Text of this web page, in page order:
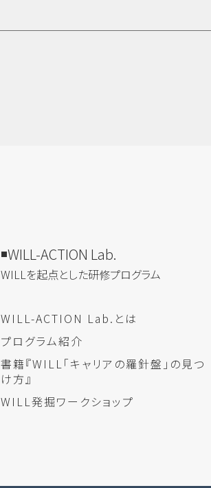
WILL-ACTION Lab.
WILLを​起点とした​研修プログラム
WILL-ACTION Lab.とは
プログラム紹介
書籍『WILL「キャリアの羅針盤」の見つ
け方』
WILL発掘ワークショップ